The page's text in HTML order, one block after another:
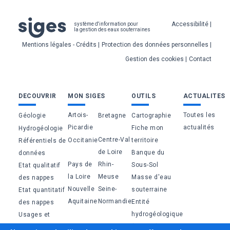
système d'information pour
la gestion des eaux souterraines
Pied
de
page
Accessibilité
Mentions légales - Crédits
Protection des données personnelles
Gestion des cookies
Contact
Bas
de
page
DECOUVRIR
Géologie
Hydrogéologie
Référentiels de
données
Etat qualitatif
des nappes
Etat quantitatif
des nappes
Usages et
MON SIGES
Artois-
Picardie
Bretagne
OccitanieCentre-Val
de Loire
Pays de
la Loire
Rhin-
Meuse
Nouvelle
Aquitaine
Seine-
Normandie
OUTILS
Cartographie
Fiche mon
territoire
Banque du
Sous-Sol
Masse d'eau
souterraine
Entité
hydrogéologique
ACTUALITES
Toutes les
actualités